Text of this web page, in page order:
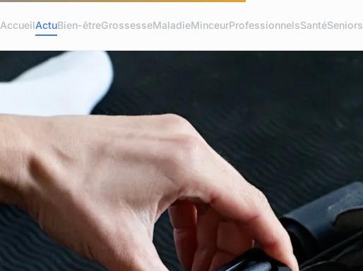
AccueilActuBien-êtreGrossesseMaladieMinceurProfessionnelsSantéSeniors